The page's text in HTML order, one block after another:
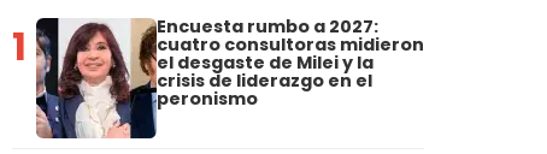
1 Encuesta rumbo a 2027:
cuatro consultoras midieron
el desgaste de Milei y la
crisis de liderazgo en el
peronismo